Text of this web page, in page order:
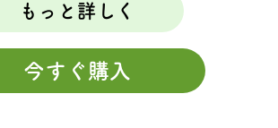
もっと詳しく
今すぐ購入